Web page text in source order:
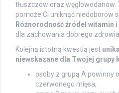
tłuszczów oraz węglowodanów.
pomoże Ci uniknąć niedoborów
Różnorodność źródeł witamin i
dla zachowania dobrego zdrowia.
Kolejną istotną kwestią jest
niewskazane dla Twojej grupy
osoby z grupą A powinny
czerwonego mięsa,